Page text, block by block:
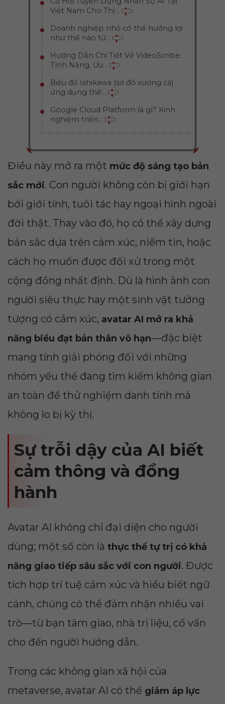
Việt Nam Cho Thị...
Doanh nghiệp nhỏ có thể hưởng lợi
như thế nào từ...
Hướng Dẫn Chi Tiết Về VideoScribe:
Tính Năng, Ưu...
Biểu đồ Ishikawa (sơ đồ xương cá)
ứng dụng thế...
Google Cloud Platform là gì? Kinh
nghiệm triển...
Điều này mở ra một mức độ sáng tạo bản
sắc mới. Con người không còn bị giới hạn
bởi giới tính, tuổi tác hay ngoại hình ngoài
đời thật. Thay vào đó, họ có thể xây dựng
bản sắc dựa trên cảm xúc, niềm tin, hoặc
cách họ muốn được đối xử trong một
cộng đồng nhất định. Dù là hình ảnh con
người siêu thực hay một sinh vật tưởng
tượng có cảm xúc, avatar AI mở ra khả
năng biểu đạt bản thân vô hạn—đặc biệt
mang tính giải phóng đối với những
nhóm yếu thế đang tìm kiếm không gian
an toàn để thử nghiệm danh tính mà
không lo bị kỳ thị.
Sự trỗi dậy của AI biết
cảm thông và đồng
hành
Avatar AI không chỉ đại diện cho người
dùng; một số còn là thực thể tự trị có khả
năng giao tiếp sâu sắc với con người. Được
tích hợp trí tuệ cảm xúc và hiểu biết ngữ
cảnh, chúng có thể đảm nhận nhiều vai
trò—từ bạn tâm giao, nhà trị liệu, cố vấn
cho đến người hướng dẫn.
Trong các không gian xã hội của
metaverse, avatar AI có thể giảm áp lực